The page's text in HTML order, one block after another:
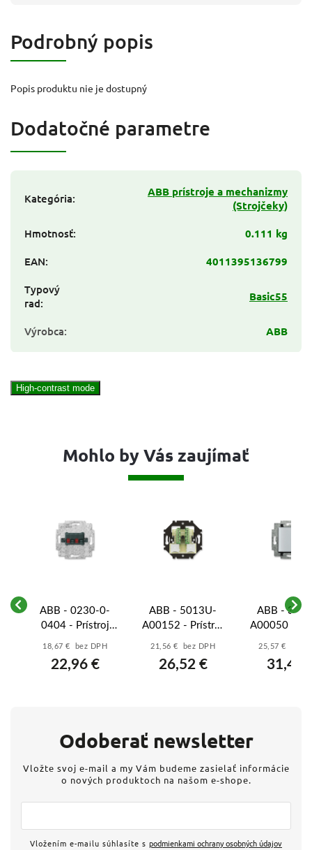
Podrobný popis
Popis produktu nie je dostupný
Dodatočné parametre
Kategória:
ABB prístroje a mechanizmy
(Strojčeky)
Hmotnosť:
0.111 kg
EAN:
4011395136799
Typový
rad: Basic55
Výrobca: ABB
High-contrast mode
Mohlo by Vás zaujímať
ABB - 0230-0-
0404 - Prístroj
zásuvky
stereo, čierna
18,67 € bez DPH
22,96 €
ABB - 5013U-
A00152 - Prístroj
zásuvky ISDN,
21,56 € bez DPH
26,52 €
ABB -
A00050 -
25,57 € bez
31,45
Odoberať newsletter
Vložte svoj e-mail a my Vám budeme zasielať informácie
o nových produktoch na našom e-shope.
Vložením e-mailu súhlasíte s podmienkami ochrany osobných údajov